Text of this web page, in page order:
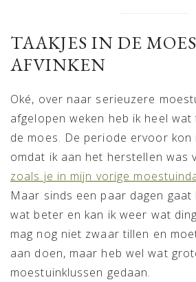
TAAKJES IN DE
AFVINKEN
Oké, over naar serieuzere
afgelopen weken heb ik heel wat
de moes. De periode ervoor kon
omdat ik aan het herstellen was
zoals je in mijn vorige
Maar sinds een paar dagen gaat
wat beter en kan ik weer wat
mag nog niet zwaar tillen en
aan doen, maar heb wel wat
moestuinklussen gedaan.